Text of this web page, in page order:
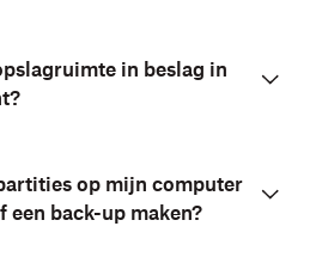
in beslag in
op mijn computer
back-up maken?